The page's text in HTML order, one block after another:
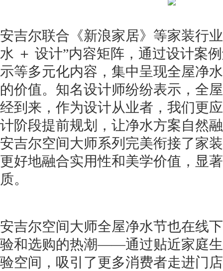
安吉尔联合《新浪家居》等家装行
水 ＋ 设计”内容矩阵，通过设计案
示等多元化内容，集中呈现全屋净
的价值。知名设计师纷纷表示，全
经到来，作为设计从业者，我们更
计阶段提前规划，让净水方案自然
安吉尔空间大师系列完美衔接了家
更好地融合实用性和美学价值，显
质。
安吉尔空间大师全屋净水节也在线
验和选购的热潮——通过贴近家庭
验空间，吸引了更多消费者走进门